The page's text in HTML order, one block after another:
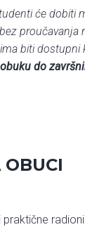
će dobiti
proučavanja
biti dostupni
do
OBUCI